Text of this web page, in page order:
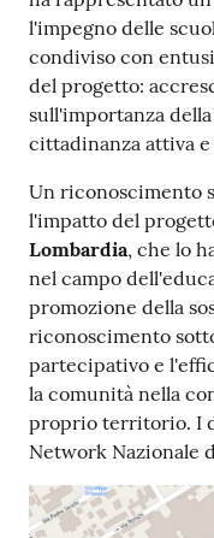
l'impegno delle
condiviso con
del progetto:
sull'importanza
cittadinanza attiva e
Un riconoscimento
l'impatto del
Lombardia, che lo
nel campo
promozione della
riconoscimento
partecipativo e
la comunità nella
proprio territorio. I
Network Nazionale